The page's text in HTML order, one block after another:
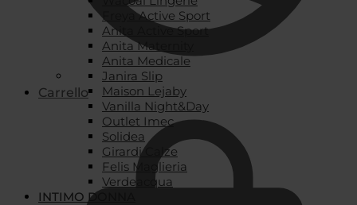
Carrello
Freya Active Sport
Anita Active Sport
Anita Maternity
Anita Medicale
Janira Slip
Maison Lejaby
Vanilla Night&Day
Outlet Imec
Solidea
Girardi Calze
Felis Maglieria
Verdeacqua
INTIMO DONNA